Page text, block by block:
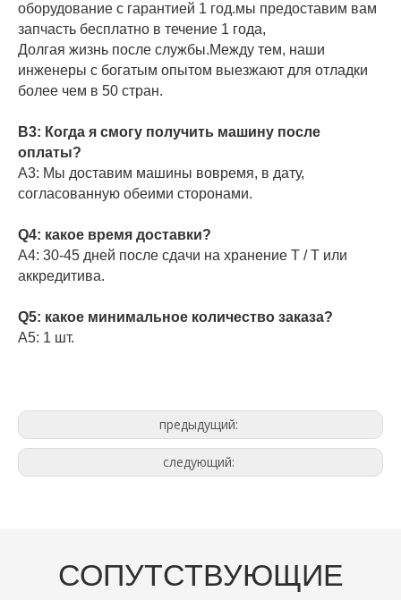
оборудование с гарантией 1 год.мы предоставим вам
запчасть бесплатно в течение 1 года,
Долгая жизнь после службы.Между тем, наши
инженеры с богатым опытом выезжают для отладки
более чем в 50 стран.
В3: Когда я смогу получить машину после
оплаты?
A3: Мы доставим машины вовремя, в дату,
согласованную обеими сторонами.
Q4: какое время доставки?
A4: 30-45 дней после сдачи на хранение T / T или
аккредитива.
Q5: какое минимальное количество заказа?
A5: 1 шт.
предыдущий:
следующий:
СОПУТСТВУЮЩИЕ